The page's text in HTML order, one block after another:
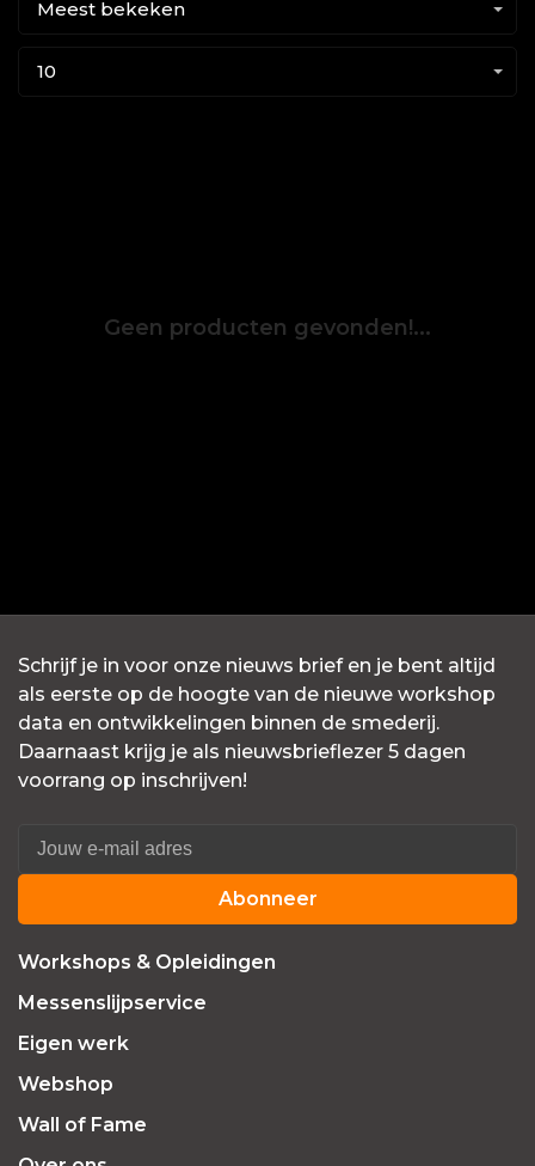
Meest bekeken
10
Geen producten gevonden!...
Schrijf je in voor onze nieuws brief en je bent altijd
als eerste op de hoogte van de nieuwe workshop
data en ontwikkelingen binnen de smederij.
Daarnaast krijg je als nieuwsbrieflezer 5 dagen
voorrang op inschrijven!
Abonneer
Workshops & Opleidingen
Messenslijpservice
Eigen werk
Webshop
Wall of Fame